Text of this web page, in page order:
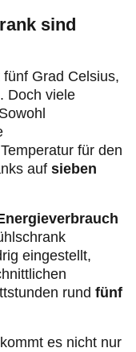
sind
Grad Celsius,
Doch viele
für den
auf sieben
eingestellt,
rund fünf
kommt es nicht nur